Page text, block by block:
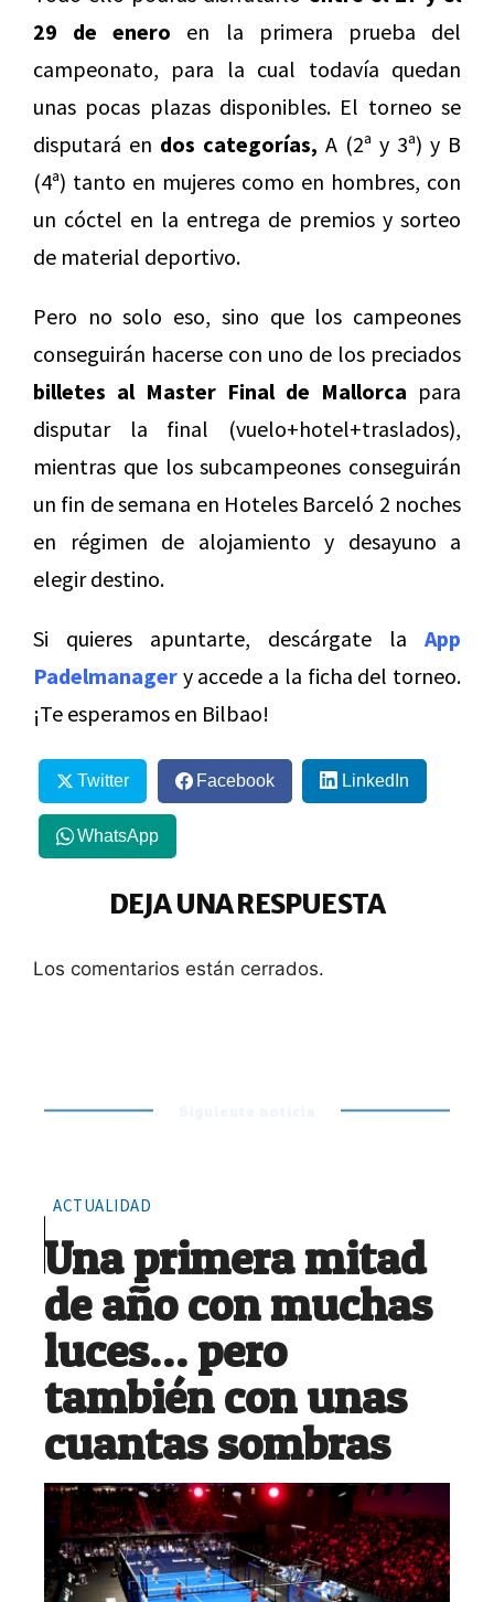
29 de enero en la primera prueba del
campeonato, para la cual todavía quedan
unas pocas plazas disponibles. El torneo se
disputará en dos categorías, A (2ª y 3ª) y B
(4ª) tanto en mujeres como en hombres, con
un cóctel en la entrega de premios y sorteo
de material deportivo.
Pero no solo eso, sino que los campeones
conseguirán hacerse con uno de los preciados
billetes al Master Final de Mallorca para
disputar la final (vuelo+hotel+traslados),
mientras que los subcampeones conseguirán
un fin de semana en Hoteles Barceló 2 noches
en régimen de alojamiento y desayuno a
elegir destino.
Si quieres apuntarte, descárgate la App
Padelmanager y accede a la ficha del torneo.
¡Te esperamos en Bilbao!
Twitter Facebook LinkedIn
WhatsApp
DEJA UNA RESPUESTA
Los comentarios están cerrados.
ACTUALIDAD
Una primera mitad
de año con muchas
luces… pero
también con unas
cuantas sombras